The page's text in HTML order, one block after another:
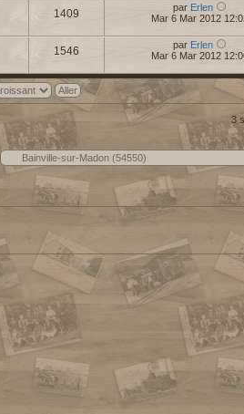
1409 par Erlen
Mar 6 Mar 2012
1546 par Erlen
Mar 6 Mar 2012
3